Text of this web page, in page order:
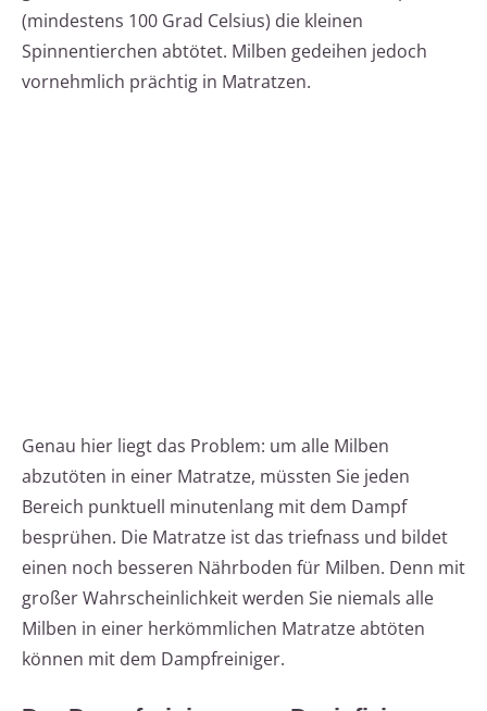
(mindestens 100 Grad Celsius) die kleinen
Spinnentierchen abtötet. Milben gedeihen jedoch
vornehmlich prächtig in Matratzen.
Genau hier liegt das Problem: um alle Milben
abzutöten in einer Matratze, müssten Sie jeden
Bereich punktuell minutenlang mit dem Dampf
besprühen. Die Matratze ist das triefnass und bildet
einen noch besseren Nährboden für Milben. Denn mit
großer Wahrscheinlichkeit werden Sie niemals alle
Milben in einer herkömmlichen Matratze abtöten
können mit dem Dampfreiniger.